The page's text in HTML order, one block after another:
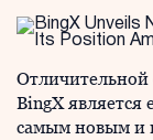
Отличительной
BingX является
самым новым и